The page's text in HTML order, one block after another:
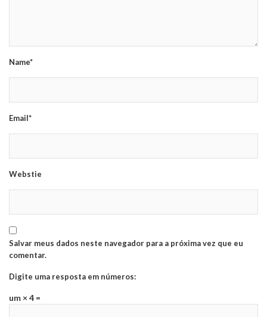
Name*
Email*
Webstie
Salvar meus dados neste navegador para a próxima vez que eu
comentar.
Digite uma resposta em números:
um × 4 =